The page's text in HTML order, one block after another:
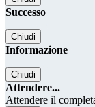
Successo
Chiudi
Informazione
Chiudi
Attendere...
Attendere il